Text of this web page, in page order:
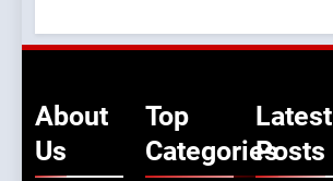
About
Us
Top
Categories
Latest
Posts